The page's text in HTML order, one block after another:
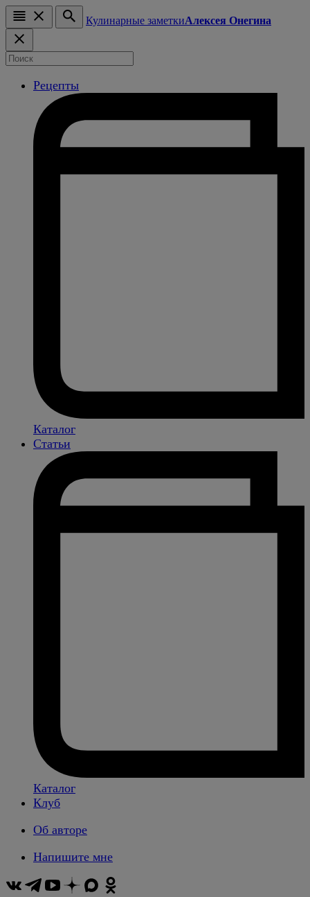
Кулинарные заметкиАлексея Онегина
Рецепты
Каталог
Статьи
Каталог
Клуб
Об авторе
Напишите мне